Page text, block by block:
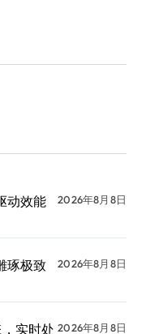
动效能
2026年8月8日
琢极致
2026年8月8日
实时处 2026年8月8日